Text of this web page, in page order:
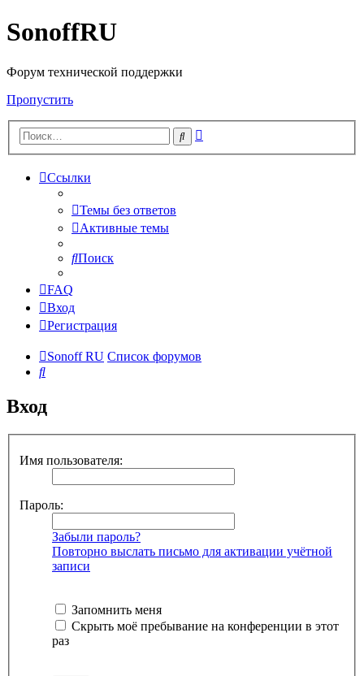
SonoffRU
Форум технической поддержки
Пропустить
Поиск
Ссылки
Темы без ответов
Активные темы
Поиск
FAQ
Вход
Регистрация
Sonoff RU Список форумов
Поиск
Вход
Имя пользователя:
Пароль:
Забыли пароль?
Повторно выслать письмо для активации учётной
записи
Запомнить меня
Скрыть моё пребывание на конференции в этот
раз